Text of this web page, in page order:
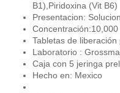
B1),Piridoxina (Vit B6)
Presentacion:
Tabletas de
Laboratorio :
Caja con 5 jeringa
Hecho en: Mexico